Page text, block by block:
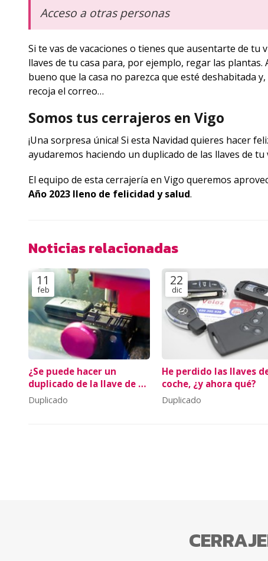
Acceso a otras personas
Si te vas de vacaciones o tienes que ausentarte de
llaves de tu casa para, por ejemplo, regar las
bueno que la casa no parezca que esté deshabitada
recoja el correo…
Somos tus cerrajeros en Vigo
¡Una sorpresa única! Si esta Navidad quieres hacer
ayudaremos haciendo un duplicado de las llaves de tu
El equipo de esta cerrajería en Vigo queremos
Año 2023 lleno de felicidad y salud.
Noticias relacionadas
11
feb
¿Se puede hacer un
duplicado de la llave de mi
coche?
Duplicado
22
dic
He perdido las llaves
coche, ¿y ahora qué?
Duplicado